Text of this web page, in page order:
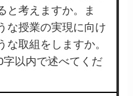
と考えますか。ま
な授業の実現に向け
な取組をしますか。
字以内で述べてくだ